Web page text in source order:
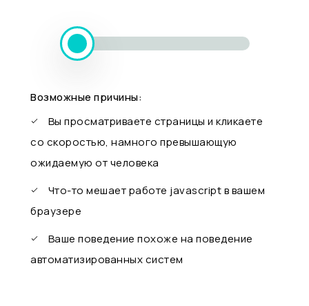
Возможные причины:
Вы просматриваете страницы и кликаете
со скоростью, намного превышающую
ожидаемую от человека
Что-то мешает работе javascript в вашем
браузере
Ваше поведение похоже на поведение
автоматизированных систем